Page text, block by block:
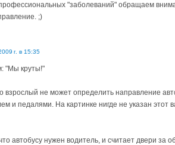
"заболеваний" обращаем
;)
г. в 15:35
"Мы круты!"
не может определить направление
и педалями. На картинке нигде не указан этот
автобусу нужен водитель, и считает двери за